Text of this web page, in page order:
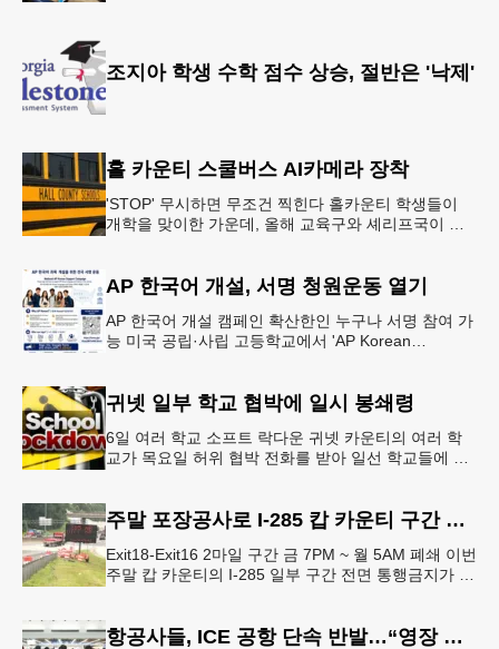
조지아 학생 수학 점수 상승, 절반은 '낙제'
홀 카운티 스쿨버스 AI카메라 장착
'STOP' 무시하면 무조건 찍힌다 홀카운티 학생들이
개학을 맞이한 가운데, 올해 교육구와 셰리프국이 학
AP 한국어 개설, 서명 청원운동 열기
AP 한국어 개설 캠페인 확산한인 누구나 서명 참여 가
능 미국 공립·사립 고등학교에서 'AP Korean
귀넷 일부 학교 협박에 일시 봉쇄령
6일 여러 학교 소프트 락다운 귀넷 카운티의 여러 학
교가 목요일 허위 협박 전화를 받아 일선 학교들에 일
주말 포장공사로 I-285 캅 카운티 구간 통행금지
Exit18-Exit16 2마일 구간 금 7PM ~ 월 5AM 폐쇄 이번
주말 캅 카운티의 I-285 일부 구간 전면 통행금지가 시
항공사들, ICE 공항 단속 반발…“영장 없인 협조 불가”